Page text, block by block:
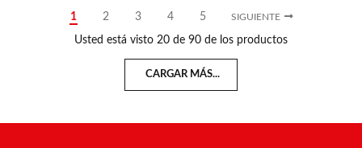
1 2 3 4 5 SIGUIENTE
Usted está visto 20 de 90 de los productos
CARGAR MÁS...